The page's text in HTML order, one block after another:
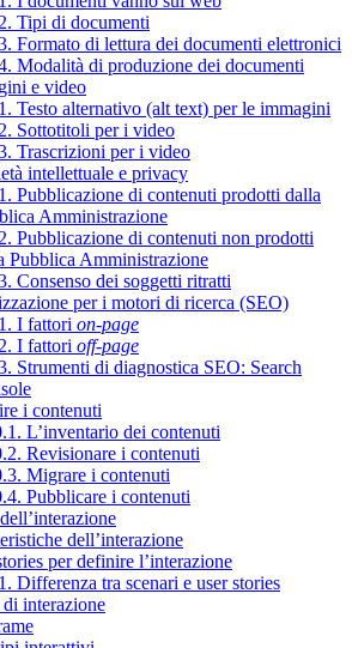
Tipi di documenti
Formato di lettura dei documenti elettronici
Modalità di produzione dei documenti
e video
Testo alternativo (alt text) per le immagini
Sottotitoli per i video
Trascrizioni per i video
intellettuale e privacy
Pubblicazione di contenuti prodotti dalla
Amministrazione
Pubblicazione di contenuti non prodotti
Pubblica Amministrazione
Consenso dei soggetti ritratti
per i motori di ricerca (SEO)
I fattori on-page
I fattori off-page
Strumenti di diagnostica SEO: Search
i contenuti
L’inventario dei contenuti
Revisionare i contenuti
Migrare i contenuti
Pubblicare i contenuti
dell’interazione
per definire l’interazione
Differenza tra scenari e user stories
interazione